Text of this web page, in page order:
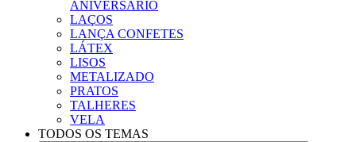
ANIVERSÁRIO
LAÇOS
LANÇA CONFETES
LÁTEX
LISOS
METALIZADO
PRATOS
TALHERES
VELA
TODOS OS TEMAS